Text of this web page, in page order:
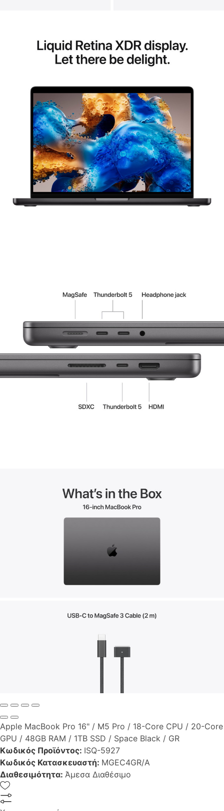
Apple MacBook Pro 16" / M5 Pro / 18-Core CPU / 20-Core
GPU / 48GB RAM / 1TB SSD / Space Black / GR
Κωδικός Προϊόντος: ISQ-5927
Κωδικός Κατασκευαστή: MGEC4GR/A
Διαθεσιμότητα: Άμεσα Διαθέσιμο